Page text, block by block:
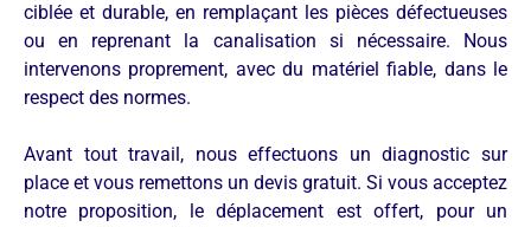
ciblée et durable, en remplaçant les pièces défectueuses
ou en reprenant la canalisation si nécessaire. Nous
intervenons proprement, avec du matériel fiable, dans le
respect des normes.
Avant tout travail, nous effectuons un diagnostic sur
place et vous remettons un devis gratuit. Si vous acceptez
notre proposition, le déplacement est offert, pour un